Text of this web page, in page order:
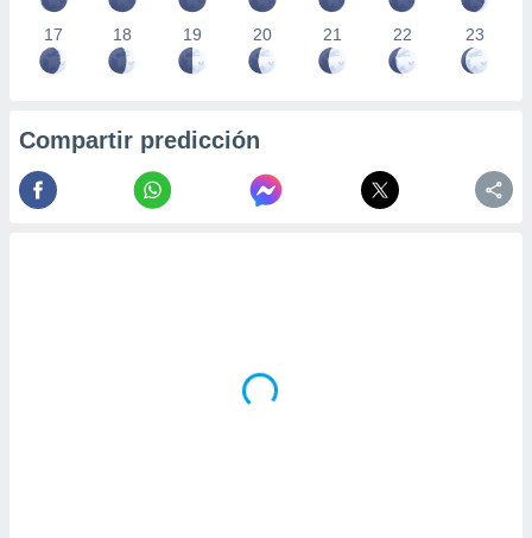
17 18 19 20 21 22 23
Compartir predicción